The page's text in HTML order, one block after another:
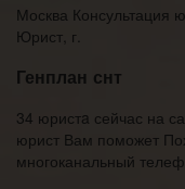
Москва Консультация
Юрист, г.
Генплан снт
34 юристa сейчас на
юрист Вам поможет
многоканальный